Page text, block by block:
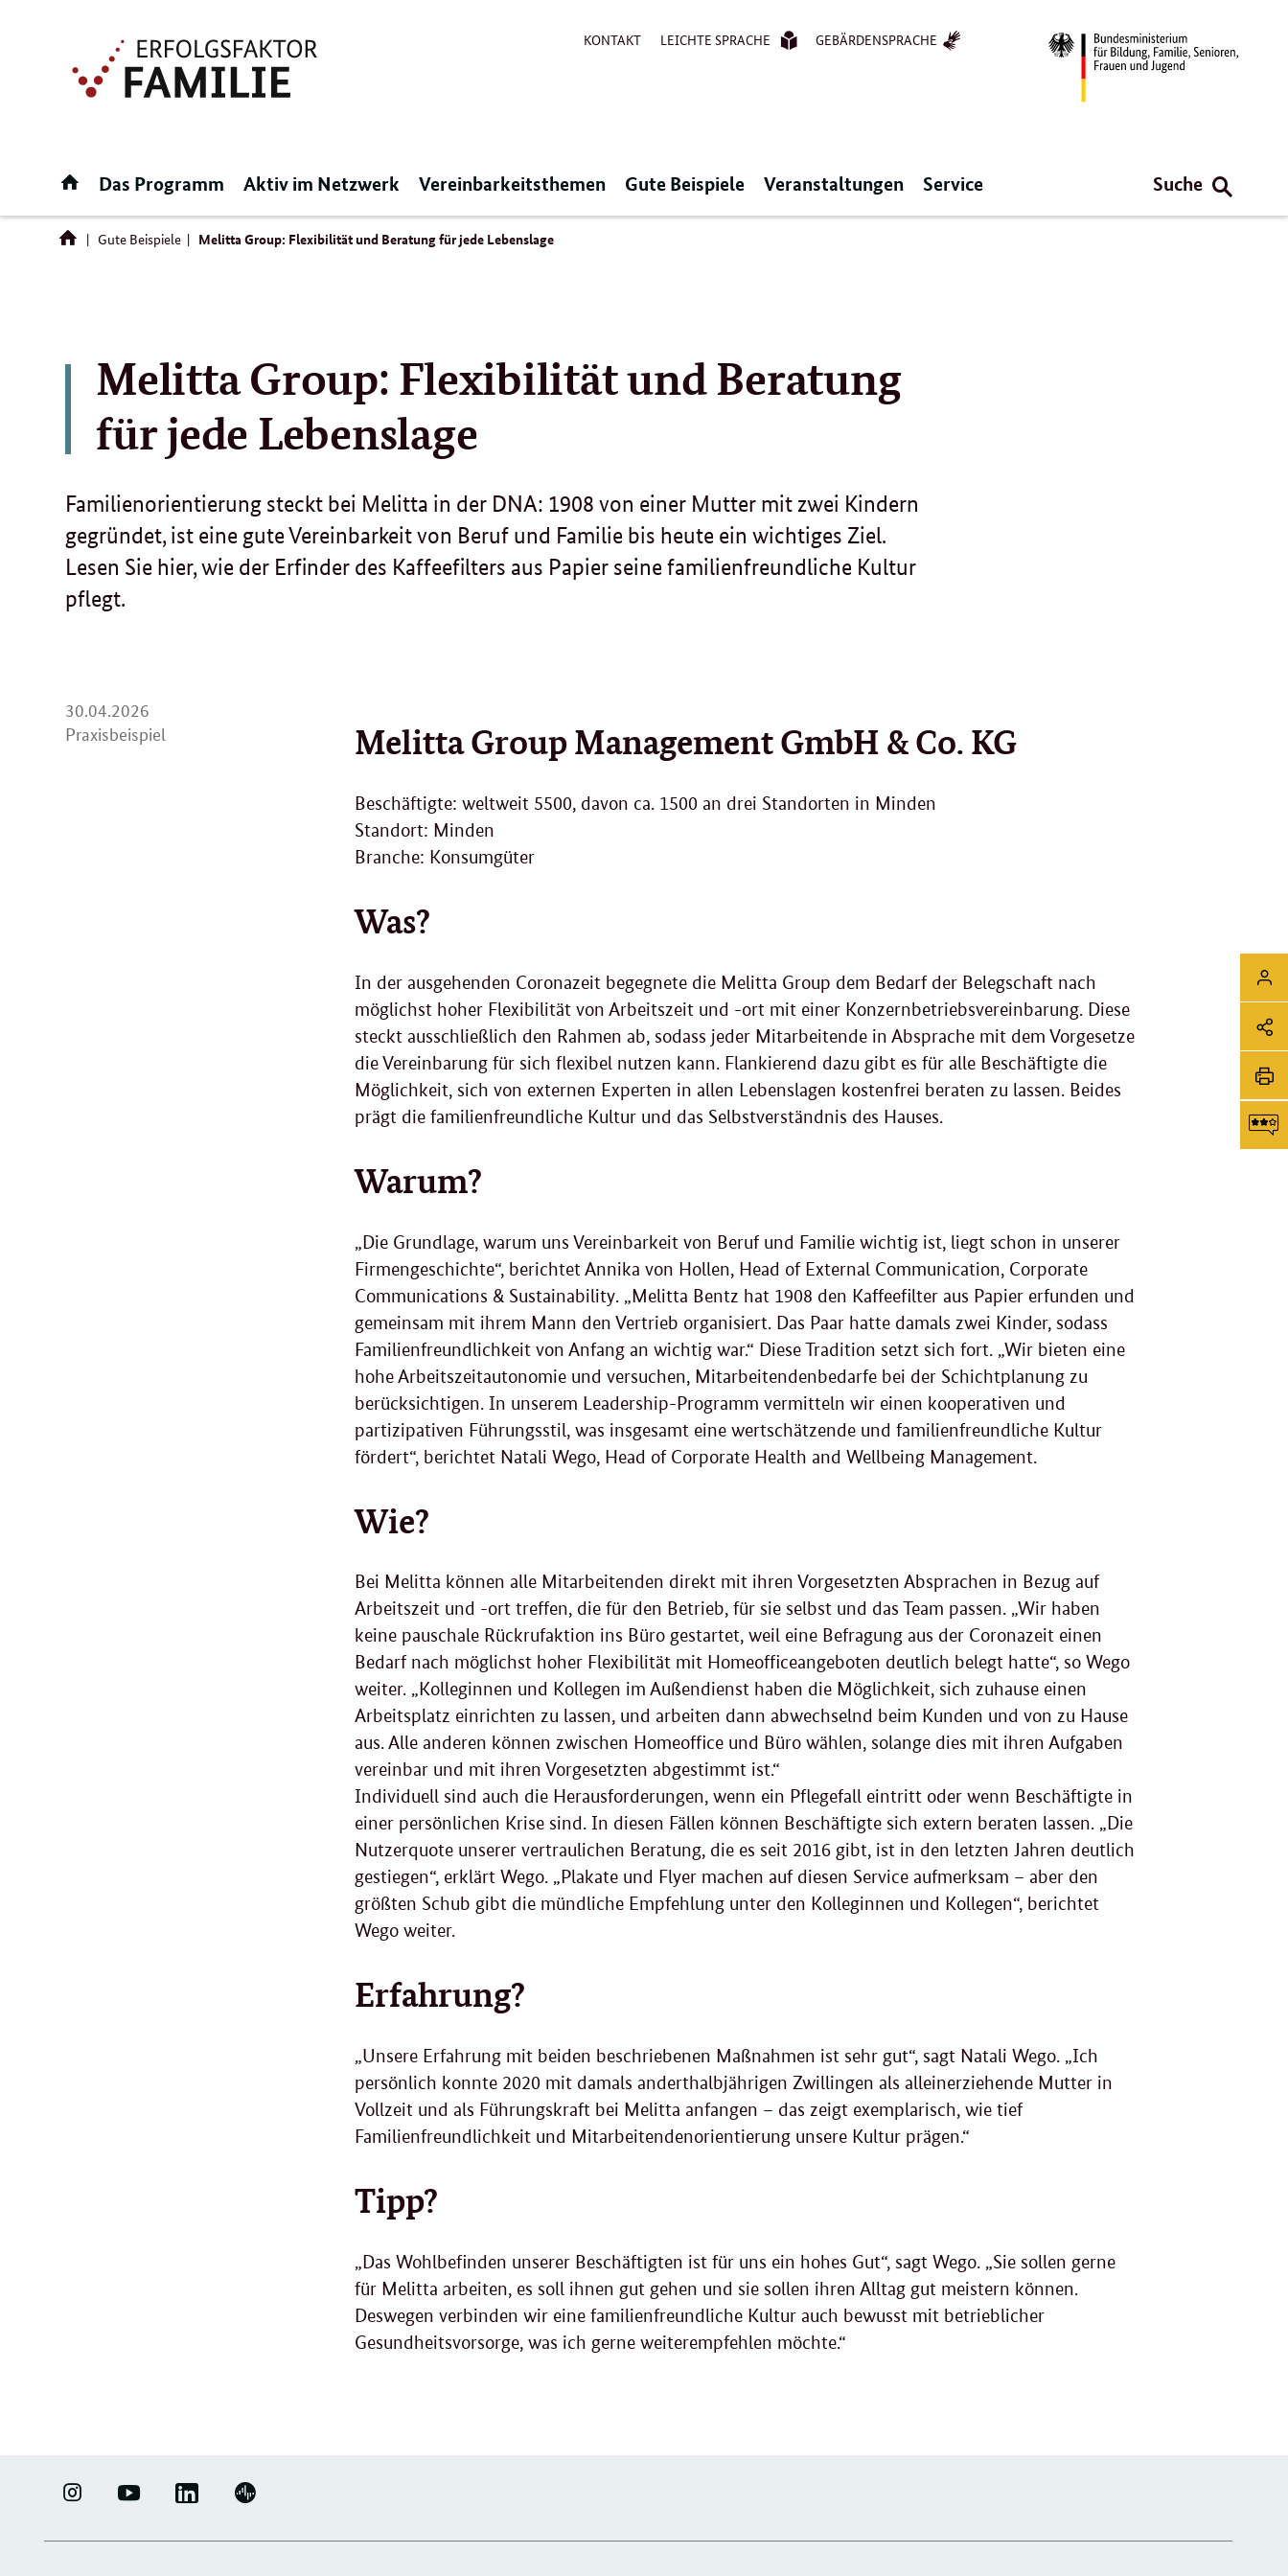
KONTAKT LEICHTE SPRACHE GEBÄRDENSPRACHE
Startseite
Das Programm Aktiv im Netzwerk Vereinbarkeitsthemen Gute Beispiele Veranstaltungen Service Suche
Gute Beispiele Melitta Group: Flexibilität und Beratung für jede Lebenslage
Melitta Group: Flexibilität und Beratung
für jede Lebenslage
30.04.2026
04.
Praxisbeispiel
Familienorientierung steckt bei Melitta in der DNA: 1908 von einer Mutter mit zwei Kindern
gegründet, ist eine gute Vereinbarkeit von Beruf und Familie bis heute ein wichtiges Ziel.
Lesen Sie hier, wie der Erfinder des Kaffeefilters aus Papier seine familienfreundliche Kultur
pflegt.
Melitta Group Management GmbH & Co.KG
Beschäftigte: weltweit 5500, davon ca. 1500 an drei Standorten in Minden
Standort: Minden
Branche: Konsumgüter
Was?
In der ausgehenden Coronazeit begegnete die Melitta Group dem Bedarf der Belegschaft nach
möglichst hoher Flexibilität von Arbeitszeit und -ort mit einer Konzernbetriebsvereinbarung. Diese
steckt ausschließlich den Rahmen ab, sodass jeder Mitarbeitende in Absprache mit dem Vorgesetze
die Vereinbarung für sich flexibel nutzen kann. Flankierend dazu gibt es für alle Beschäftigte die
Möglichkeit, sich von externen Experten in allen Lebenslagen kostenfrei beraten zu lassen. Beides
prägt die familienfreundliche Kultur und das Selbstverständnis des Hauses.
Warum?
„Die Grundlage, warum uns Vereinbarkeit von Beruf und Familie wichtig ist, liegt schon in unserer
Firmengeschichte“, berichtet Annika von Hollen, Head of External Communication, Corporate
Communications & Sustainability. „Melitta Bentz hat 1908 den Kaffeefilter aus Papier erfunden und
gemeinsam mit ihrem Mann den Vertrieb organisiert. Das Paar hatte damals zwei Kinder, sodass
Familienfreundlichkeit von Anfang an wichtig war.“ Diese Tradition setzt sich fort. „Wir bieten eine
hohe Arbeitszeitautonomie und versuchen, Mitarbeitendenbedarfe bei der Schichtplanung zu
berücksichtigen. In unserem Leadership-Programm vermitteln wir einen kooperativen und
partizipativen Führungsstil, was insgesamt eine wertschätzende und familienfreundliche Kultur
fördert“, berichtet Natali Wego, Head of Corporate Health and Wellbeing Management.
Wie?
Bei Melitta können alle Mitarbeitenden direkt mit ihren Vorgesetzten Absprachen in Bezug auf
Arbeitszeit und -ort treffen, die für den Betrieb, für sie selbst und das Team passen. „Wir haben
keine pauschale Rückrufaktion ins Büro gestartet, weil eine Befragung aus der Coronazeit einen
Bedarf nach möglichst hoher Flexibilität mit Homeofficeangeboten deutlich belegt hatte“, so Wego
weiter. „Kolleginnen und Kollegen im Außendienst haben die Möglichkeit, sich zuhause einen
Arbeitsplatz einrichten zu lassen, und arbeiten dann abwechselnd beim Kunden und von zu Hause
aus. Alle anderen können zwischen Homeoffice und Büro wählen, solange dies mit ihren Aufgaben
vereinbar und mit ihren Vorgesetzten abgestimmt ist.“
Individuell sind auch die Herausforderungen, wenn ein Pflegefall eintritt oder wenn Beschäftigte in
einer persönlichen Krise sind. In diesen Fällen können Beschäftigte sich extern beraten lassen. „Die
Nutzerquote unserer vertraulichen Beratung, die es seit 2016 gibt, ist in den letzten Jahren deutlich
gestiegen“, erklärt Wego. „Plakate und Flyer machen auf diesen Service aufmerksam – aber den
größten Schub gibt die mündliche Empfehlung unter den Kolleginnen und Kollegen“, berichtet
Wego weiter.
Erfahrung?
„Unsere Erfahrung mit beiden beschriebenen Maßnahmen ist sehr gut“, sagt Natali Wego. „Ich
persönlich konnte 2020 mit damals anderthalbjährigen Zwillingen als alleinerziehende Mutter in
Vollzeit und als Führungskraft bei Melitta anfangen – das zeigt exemplarisch, wie tief
Familienfreundlichkeit und Mitarbeitendenorientierung unsere Kultur prägen.“
Tipp?
„Das Wohlbefinden unserer Beschäftigten ist für uns ein hohes Gut“, sagt Wego. „Sie sollen gerne
für Melitta arbeiten, es soll ihnen gut gehen und sie sollen ihren Alltag gut meistern können.
Deswegen verbinden wir eine familienfreundliche Kultur auch bewusst mit betrieblicher
Gesundheitsvorsorge, was ich gerne weiterempfehlen möchte.“
Login
ERFOLGSFAKTOR
YOUTUBE LINKEDIN
UNTERNEHMENSNETZWERK
PODIGEE